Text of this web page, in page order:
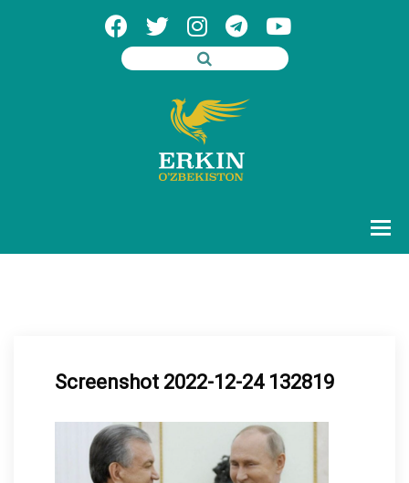
Screenshot 2022-12-24 132819